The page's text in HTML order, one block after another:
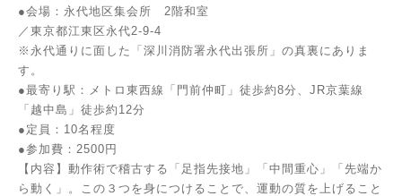
●会場：永代地区集会所 2階和室
／東京都江東区永代2-9-4
※永代通りに面した「深川消防署永代出張所」の真裏にありま
す。
●最寄り駅：メトロ東西線「門前仲町」徒歩約8分、JR京葉線
「越中島」徒歩約12分
●定員：10名程度
●参加費：2500円
【内容】動作術で稽古する「足指先接地」「中間重心」「先端か
ら動く」。この３つを身につけることで、運動の質を上げること